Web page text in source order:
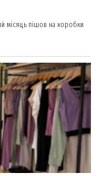
місяць пішов на коробки